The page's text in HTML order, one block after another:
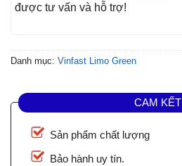
được tư vấn và hỗ trợ!
Danh mục: Vinfast Limo Green
CAM KẾT
Sản phẩm chất lượng
Bảo hành uy tín.